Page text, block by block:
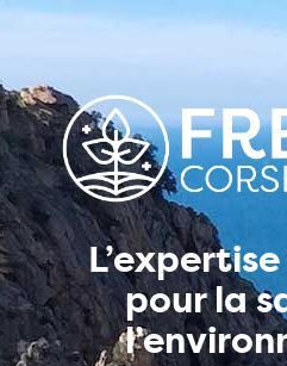
Aller
pour la